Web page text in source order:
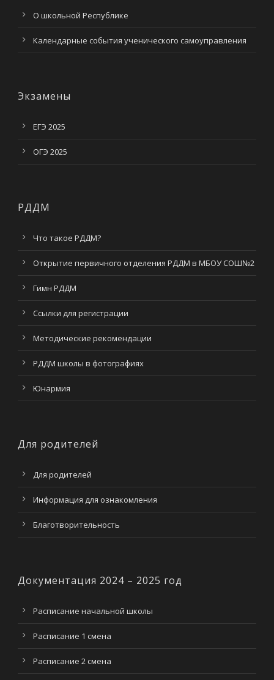
О школьной Республике
Календарные события ученического самоуправления
Экзамены
ЕГЭ 2025
ОГЭ 2025
РДДМ
Что такое РДДМ?
Открытие первичного отделения РДДМ в МБОУ СОШ№2
Гимн РДДМ
Ссылки для регистрации
Методические рекомендации
РДДМ школы в фотографиях
Юнармия
Для родителей
Для родителей
Информация для ознакомления
Благотворительность
Документация 2024 – 2025 год
Расписание начальной школы
Расписание 1 смена
Расписание 2 смена